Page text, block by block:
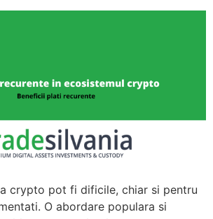
crypto pot fi dificile, chiar si pentru
O abordare populara si